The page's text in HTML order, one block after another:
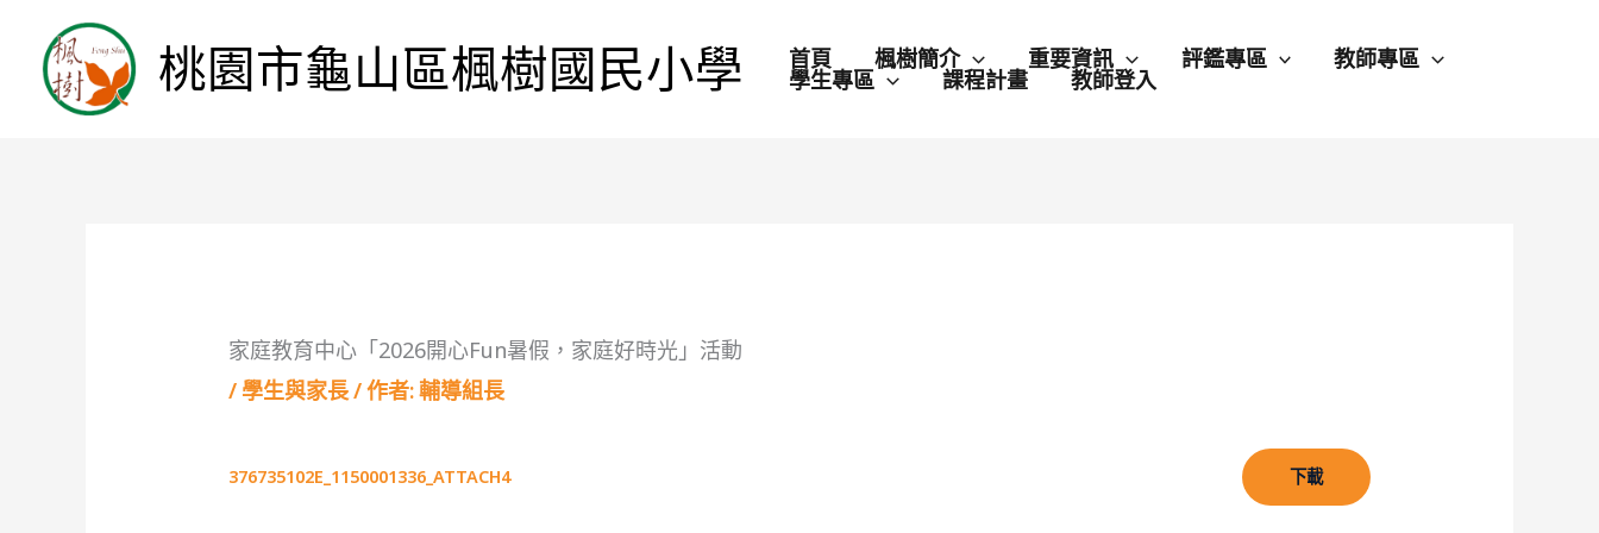
桃園市龜山區楓樹國民小學 首頁 楓樹簡介 重要資訊 評鑑專區 教師專區
學生專區 課程計畫 教師登入
家庭教育中心「2026開心Fun暑假，家庭好時光」活動
/ 學生與家長/ 作者:輔導組長
376735102E_1150001336_ATTACH4 下載